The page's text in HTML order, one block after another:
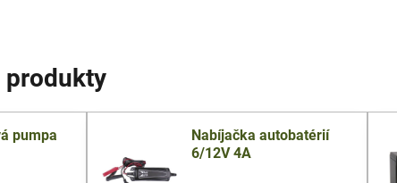
produkty
pumpa
Nabíjačka autobatérií
6/12V 4A